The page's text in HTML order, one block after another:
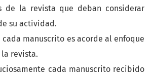
de la revista que deban considerar
su actividad.
cada manuscrito es acorde al enfoque
revista.
cada manuscrito recibido